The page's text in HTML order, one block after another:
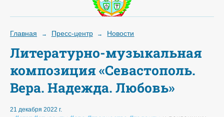
Главная → Пресс-центр → Новости
Литературно-музыкальная
композиция «Севастополь.
Вера. Надежда. Любовь»
21 декабря 2022 г.